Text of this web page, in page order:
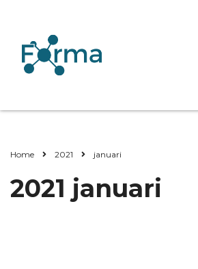
Home 2021 januari
2021 januari